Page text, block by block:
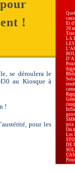
Et
20
LA
prix
On
Les
DE
au
!
se déroulera le
au Kiosque à
!
pour les